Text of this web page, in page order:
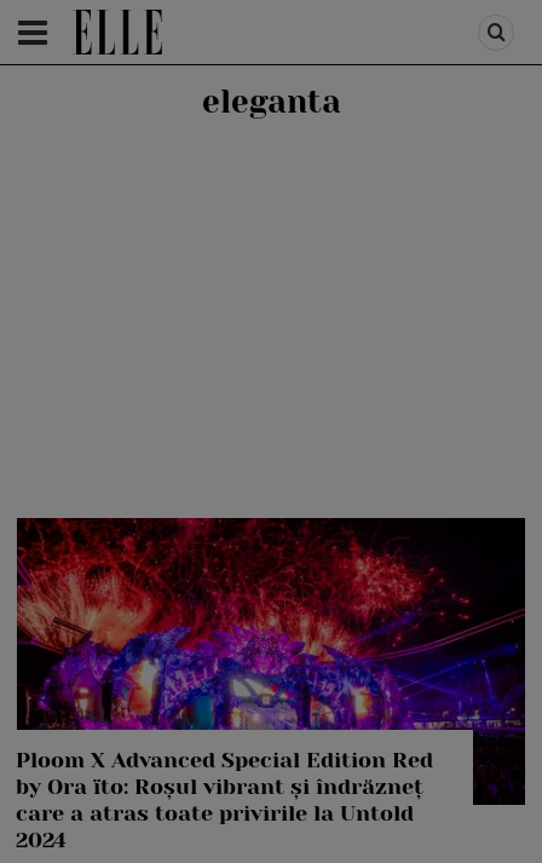
HOMEPAGE /ADVERTORIAL
eleganta
Ploom X Advanced Special Edition Red
by Ora ïto: Roșul vibrant și îndrăzneț
care a atras toate privirile la Untold
2024